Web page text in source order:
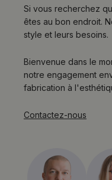
Si vous recherchez
êtes au bon endroit.
style et leurs besoins.
Bienvenue dans le
notre engagement
fabrication à
Contactez-nous